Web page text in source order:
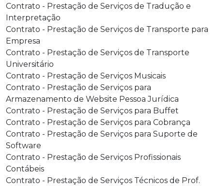
Contrato - Prestação de Serviços de Tradução e
Interpretação
Contrato - Prestação de Serviços de Transporte para
Empresa
Contrato - Prestação de Serviços de Transporte
Universitário
Contrato - Prestação de Serviços Musicais
Contrato - Prestação de Serviços para
Armazenamento de Website Pessoa Jurídica
Contrato - Prestação de Serviços para Buffet
Contrato - Prestação de Serviços para Cobrança
Contrato - Prestação de Serviços para Suporte de
Software
Contrato - Prestação de Serviços Profissionais
Contábeis
Contrato - Prestação de Serviços Técnicos de Prof.